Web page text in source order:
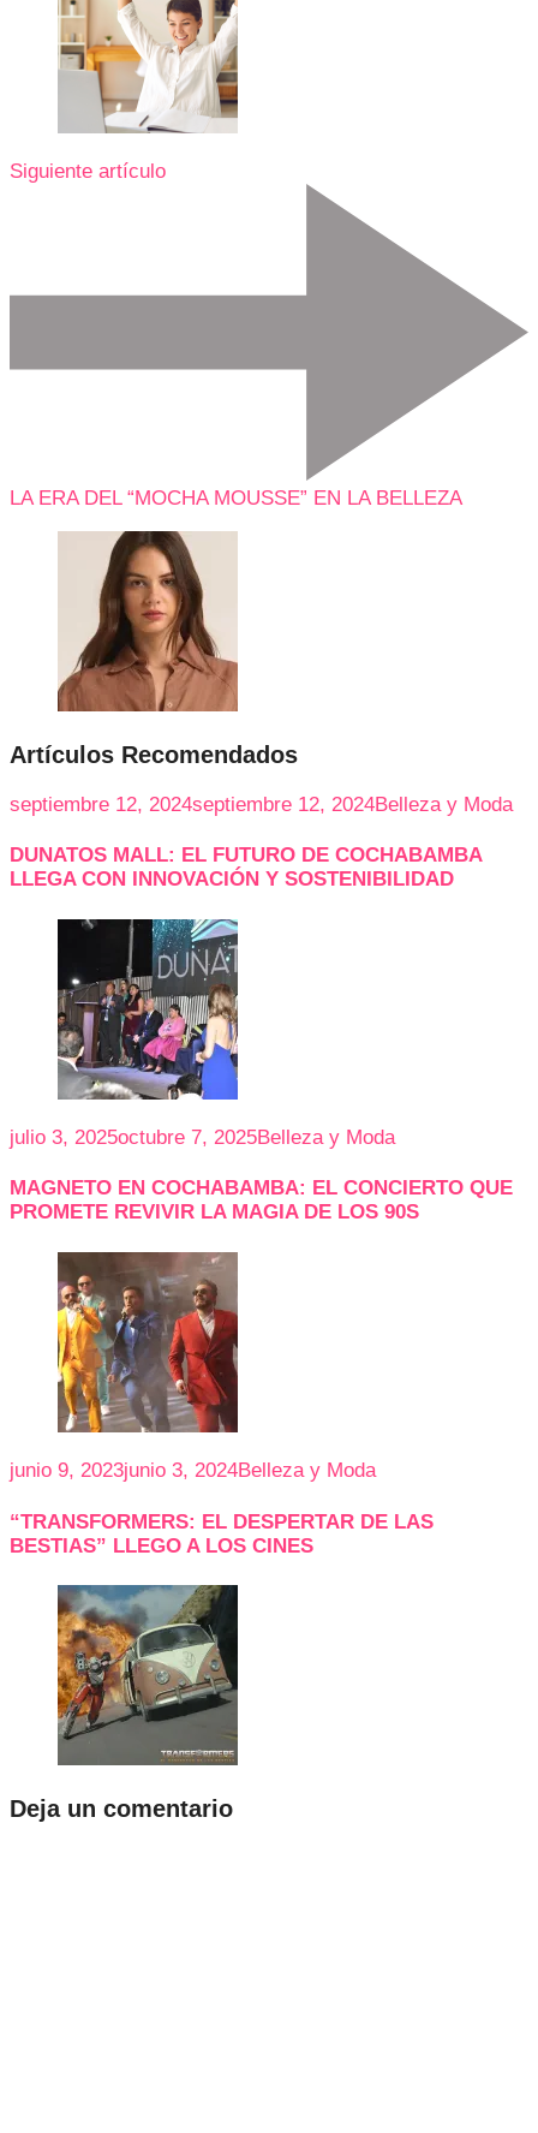
Siguiente artículo
LA ERA DEL “MOCHA MOUSSE” EN LA BELLEZA
Artículos Recomendados
septiembre 12, 2024septiembre 12, 2024Belleza y Moda
DUNATOS MALL: EL FUTURO DE COCHABAMBA
LLEGA CON INNOVACIÓN Y SOSTENIBILIDAD
julio 3, 2025octubre 7, 2025Belleza y Moda
MAGNETO EN COCHABAMBA: EL CONCIERTO QUE
PROMETE REVIVIR LA MAGIA DE LOS 90S
junio 9, 2023junio 3, 2024Belleza y Moda
“TRANSFORMERS: EL DESPERTAR DE LAS
BESTIAS” LLEGO A LOS CINES
Deja un comentario